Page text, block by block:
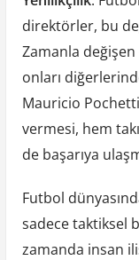
direktörler, bu
Zamanla
onları
Mauricio
vermesi, hem
de başarıya
Futbol
sadece taktiksel
zamanda insan